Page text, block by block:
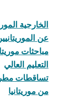
الخارجية
عن
مباحثات
التعليم العالي
تساقطات
من موريتانيا